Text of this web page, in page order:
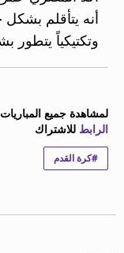
إدارة
التنبيهات
انضم
النشرة
الإخبارية
اتصل بنا
ترددات beIN SPORTS
أنه يتأقلم بشكل
وتكتيكياً يتطور
لمشاهدة جميع
الرابط للاشتراك
#كرة القدم